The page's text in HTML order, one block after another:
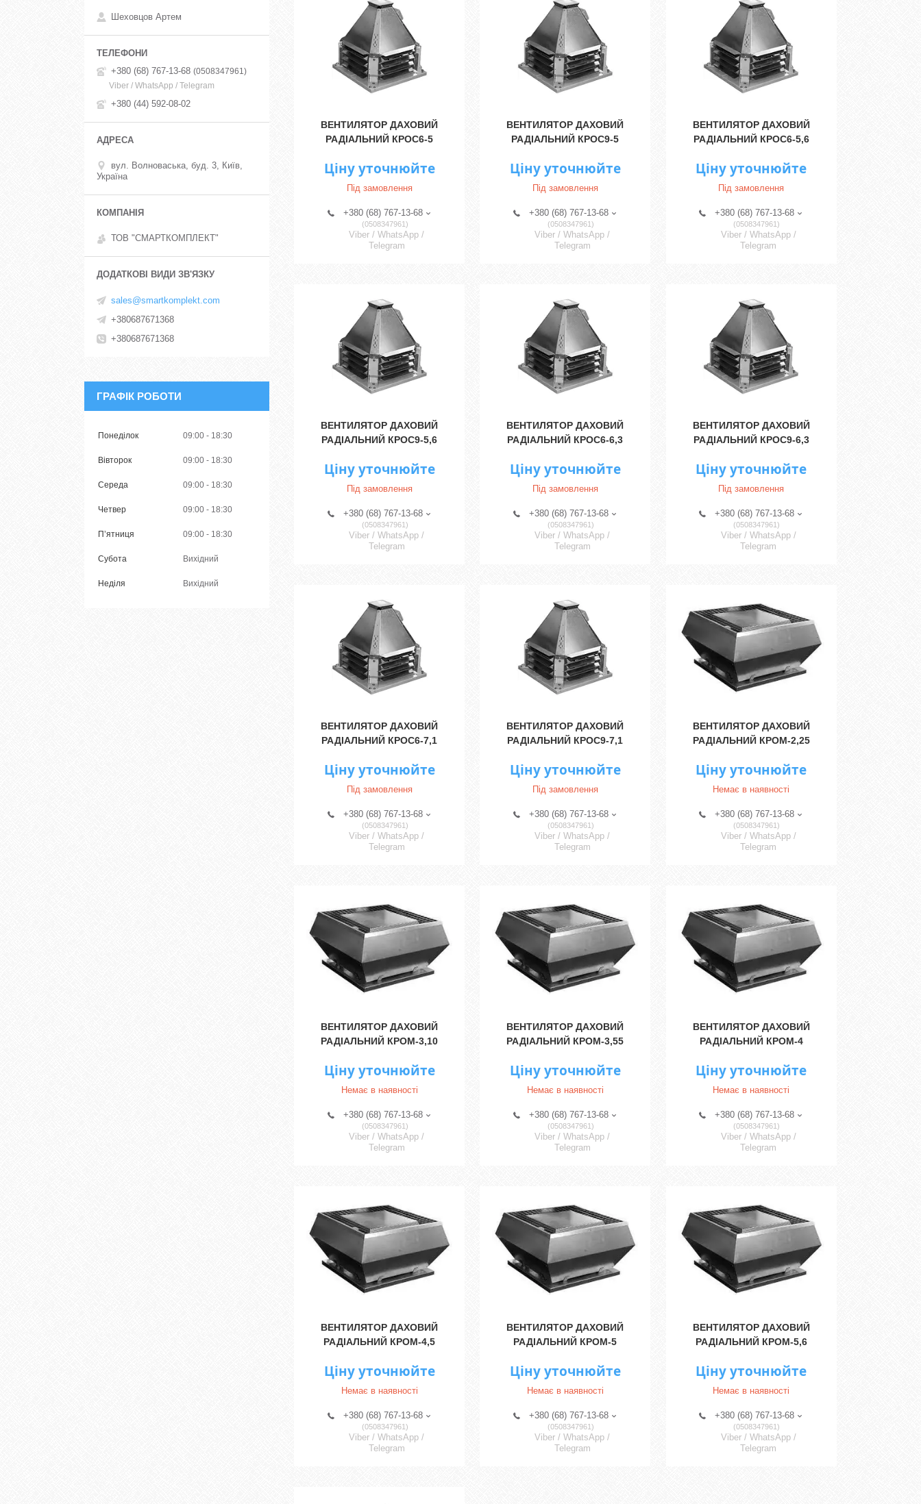
ВЕНТИЛЯТОР ДАХОВИЙ
РАДІАЛЬНИЙ КРОС6-5
Ціну уточнюйте
Під замовлення
+380 (68) 767-13-68
0508347961
Viber / WhatsApp /
Telegram
ВЕНТИЛЯТОР ДАХОВИЙ
РАДІАЛЬНИЙ КРОС9-5
Ціну уточнюйте
Під замовлення
+380 (68) 767-13-68
0508347961
Viber / WhatsApp /
Telegram
ВЕНТИЛЯТОР ДАХОВИЙ
РАДІАЛЬНИЙ КРОС6-5,6
Ціну уточнюйте
Під замовлення
+380 (68) 767-13-68
0508347961
Viber / WhatsApp /
Telegram
ВЕНТИЛЯТОР ДАХОВИЙ
РАДІАЛЬНИЙ КРОС9-5,6
Ціну уточнюйте
Під замовлення
+380 (68) 767-13-68
0508347961
Viber / WhatsApp /
Telegram
ВЕНТИЛЯТОР ДАХОВИЙ
РАДІАЛЬНИЙ КРОС6-6,3
Ціну уточнюйте
Під замовлення
+380 (68) 767-13-68
0508347961
Viber / WhatsApp /
Telegram
ВЕНТИЛЯТОР ДАХОВИЙ
РАДІАЛЬНИЙ КРОС9-6,3
Ціну уточнюйте
Під замовлення
+380 (68) 767-13-68
0508347961
Viber / WhatsApp /
Telegram
ВЕНТИЛЯТОР ДАХОВИЙ
РАДІАЛЬНИЙ КРОС6-7,1
Ціну уточнюйте
Під замовлення
+380 (68) 767-13-68
0508347961
Viber / WhatsApp /
Telegram
ВЕНТИЛЯТОР ДАХОВИЙ
РАДІАЛЬНИЙ КРОС9-7,1
Ціну уточнюйте
Під замовлення
+380 (68) 767-13-68
0508347961
Viber / WhatsApp /
Telegram
ВЕНТИЛЯТОР ДАХОВИЙ
РАДІАЛЬНИЙ КРОМ-2,25
Ціну уточнюйте
Немає в наявності
+380 (68) 767-13-68
0508347961
Viber / WhatsApp /
Telegram
ВЕНТИЛЯТОР ДАХОВИЙ
РАДІАЛЬНИЙ КРОМ-3,10
Ціну уточнюйте
Немає в наявності
+380 (68) 767-13-68
0508347961
Viber / WhatsApp /
Telegram
ВЕНТИЛЯТОР ДАХОВИЙ
РАДІАЛЬНИЙ КРОМ-3,55
Ціну уточнюйте
Немає в наявності
+380 (68) 767-13-68
0508347961
Viber / WhatsApp /
Telegram
ВЕНТИЛЯТОР ДАХОВИЙ
РАДІАЛЬНИЙ КРОМ-4
Ціну уточнюйте
Немає в наявності
+380 (68) 767-13-68
0508347961
Viber / WhatsApp /
Telegram
ВЕНТИЛЯТОР ДАХОВИЙ
РАДІАЛЬНИЙ КРОМ-4,5
Ціну уточнюйте
Немає в наявності
+380 (68) 767-13-68
0508347961
Viber / WhatsApp /
Telegram
ВЕНТИЛЯТОР ДАХОВИЙ
РАДІАЛЬНИЙ КРОМ-5
Ціну уточнюйте
Немає в наявності
+380 (68) 767-13-68
0508347961
Viber / WhatsApp /
Telegram
ВЕНТИЛЯТОР ДАХОВИЙ
РАДІАЛЬНИЙ КРОМ-5,6
Ціну уточнюйте
Немає в наявності
+380 (68) 767-13-68
0508347961
Viber / WhatsApp /
Telegram
Шеховцов Артем
+380 (68) 767-13-68 0508347961
Viber / WhatsApp / Telegram
+380 (44) 592-08-02
вул. Волноваська, буд. 3, Київ,
Україна
ТОВ "СМАРТКОМПЛЕКТ"
sales@smartkomplekt.com
+380687671368
+380687671368
ГРАФІК РОБОТИ
Понеділок 09:00 18:30
Вівторок 09:00 18:30
Середа 09:00 18:30
Четвер 09:00 18:30
Пʼятниця 09:00 18:30
Субота Вихідний
Неділя Вихідний